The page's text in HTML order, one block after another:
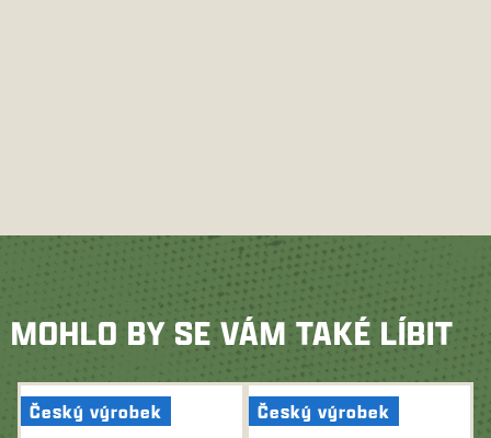
MOHLO BY SE VÁM TAKÉ LÍBIT
Český výrobek Český výrobek